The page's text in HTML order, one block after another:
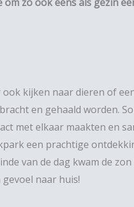
kijken naar dieren of
en gehaald worden.
met elkaar maakten en
een prachtige
van de dag kwam de
naar huis!